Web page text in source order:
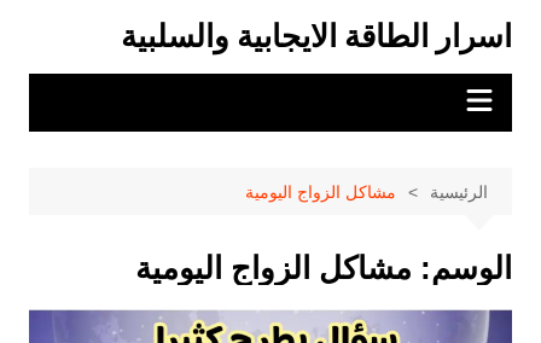
المحتوى
اسرار الطاقة الايجابية والسلبية
الرئيسية مشاكل الزواج اليومية
الوسم: مشاكل الزواج اليومية